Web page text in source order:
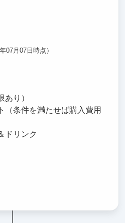
07月07日時点）
あり）
（条件を満たせば購入費用
ドリンク